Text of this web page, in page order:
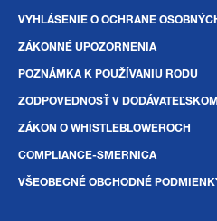
VYHLÁSENIE O OCHRANE
ZÁKONNÉ UPOZORNENIA
POZNÁMKA K POUŽÍVANIU RODU
ZODPOVEDNOSŤ V
ZÁKON O WHISTLEBLOWEROCH
COMPLIANCE-SMERNICA
VŠEOBECNÉ OBCHODNÉ